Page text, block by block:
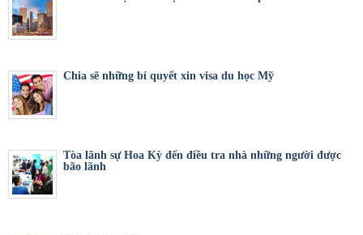
Chia sẽ những bí quyết xin visa du học Mỹ
Tòa lãnh sự Hoa Kỳ đến điều tra nhà những người được
bão lãnh